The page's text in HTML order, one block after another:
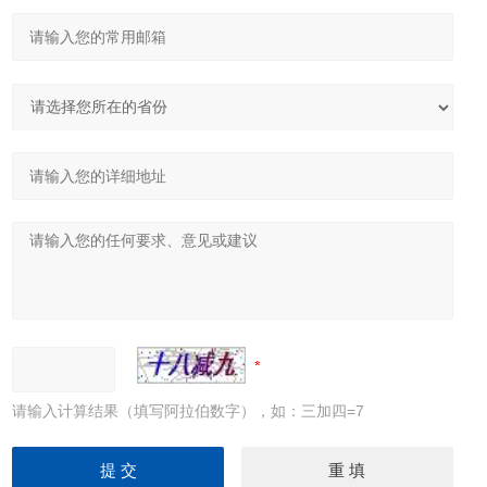
请输入计算结果（填写阿拉伯数字），如：三加四=7